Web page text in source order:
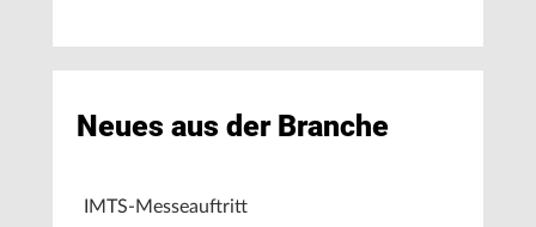
Neues aus der Branche
IMTS-Messeauftritt